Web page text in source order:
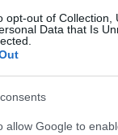
opt-out of Collection,
Data that Is
allow Google to